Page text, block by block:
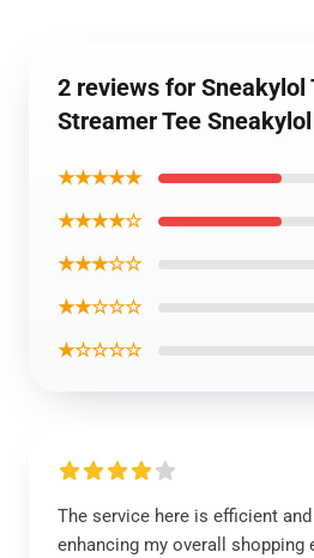
2 reviews for Sneakylol
Streamer Tee
★★★★★
★★★★☆
★★★☆☆
★★☆☆☆
★☆☆☆☆
The service here is efficient
enhancing my overall shopping